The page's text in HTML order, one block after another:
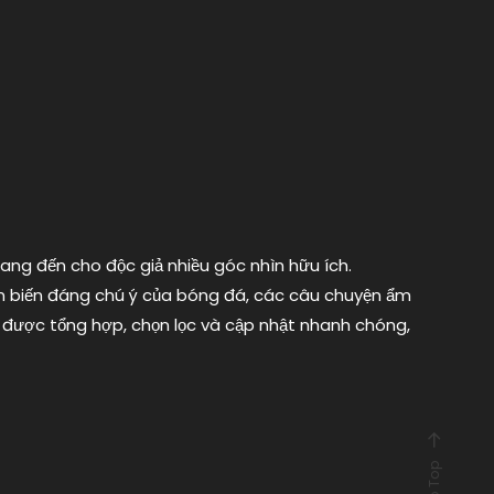
đến cho độc giả nhiều góc nhìn hữu ích.
đáng chú ý của bóng đá, các câu chuyện ẩm
tổng hợp, chọn lọc và cập nhật nhanh chóng,